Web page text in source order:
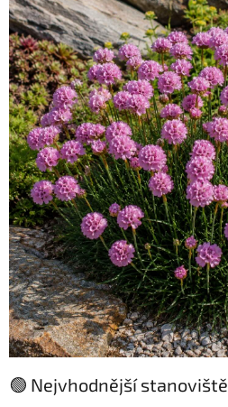
🟢 Nejvhodnější stanoviště